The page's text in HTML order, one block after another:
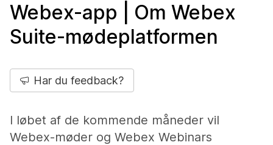
Webex-app | Om Webex
Suite-mødeplatformen
Har du feedback?
I løbet af de kommende måneder vil
Webex-møder og Webex Webinars